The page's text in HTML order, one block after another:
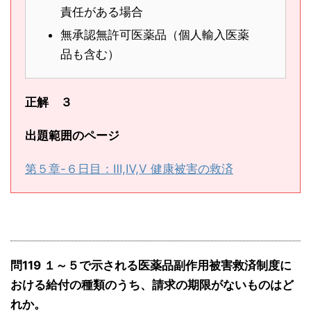
責任がある場合
無承認無許可医薬品（個人輸入医薬
品も含む）
正解 ３
出題範囲のページ
第５章-６日目：Ⅲ,Ⅳ,Ⅴ 健康被害の救済
問119 １～５で示される医薬品副作用被害救済制度に
おける給付の種類のうち、請求の期限がないものはど
れか。